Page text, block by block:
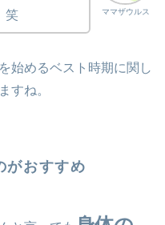
ママザウルス
笑
始めるベスト時期に関し
すね。
がおすすめ